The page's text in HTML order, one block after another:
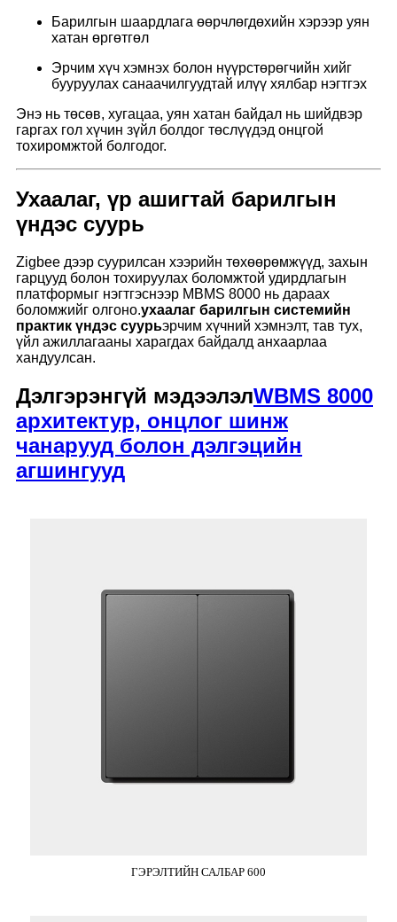
Барилгын шаардлага өөрчлөгдөхийн хэрээр уян
хатан өргөтгөл
Эрчим хүч хэмнэх болон нүүрстөрөгчийн хийг
бууруулах санаачилгуудтай илүү хялбар нэгтгэх
Энэ нь төсөв, хугацаа, уян хатан байдал нь шийдвэр
гаргах гол хүчин зүйл болдог төслүүдэд онцгой
тохиромжтой болгодог.
Ухаалаг, үр ашигтай барилгын
үндэс суурь
Zigbee дээр суурилсан хээрийн төхөөрөмжүүд, захын
гарцууд болон тохируулах боломжтой удирдлагын
платформыг нэгтгэснээр MBMS 8000 нь дараах
боломжийг олгоно.ухаалаг барилгын системийн
практик үндэс суурьэрчим хүчний хэмнэлт, тав тух,
үйл ажиллагааны харагдах байдалд анхаарлаа
хандуулсан.
Дэлгэрэнгүй мэдээлэлWBMS 8000
архитектур, онцлог шинж
чанарууд болон дэлгэцийн
агшингууд
ГЭРЭЛТИЙН САЛБАР 600